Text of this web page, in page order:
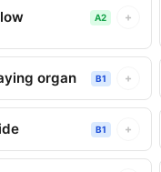
A2 +
organ B1 +
B1 +